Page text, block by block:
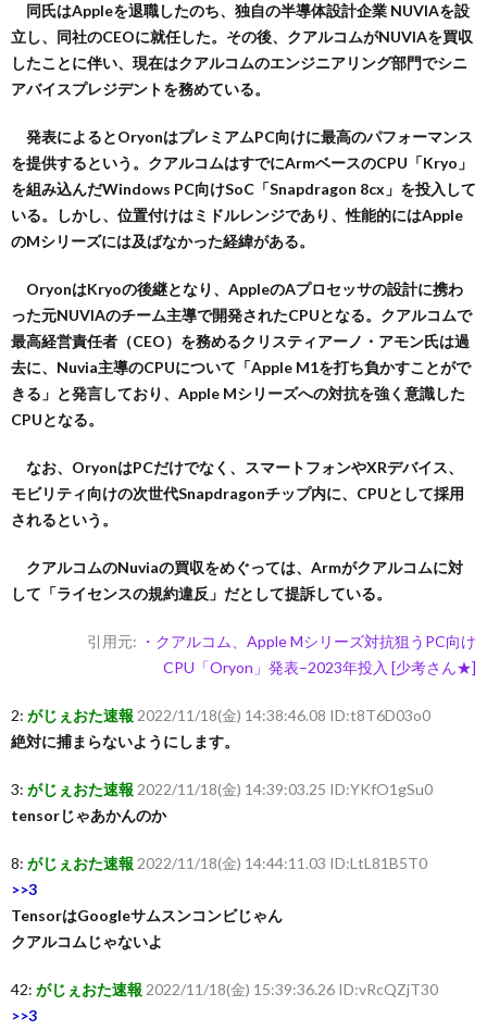
同氏はAppleを退職したのち、独自の半導体設計企業 NUVIAを設
立し、同社のCEOに就任した。その後、クアルコムがNUVIAを買収
したことに伴い、現在はクアルコムのエンジニアリング部門でシニ
アバイスプレジデントを務めている。
発表によるとOryonはプレミアムPC向けに最高のパフォーマンス
を提供するという。クアルコムはすでにArmベースのCPU「Kryo」
を組み込んだWindows PC向けSoC「Snapdragon 8cx」を投入して
いる。しかし、位置付けはミドルレンジであり、性能的にはApple
のMシリーズには及ばなかった経緯がある。
OryonはKryoの後継となり、AppleのAプロセッサの設計に携わ
った元NUVIAのチーム主導で開発されたCPUとなる。クアルコムで
最高経営責任者（CEO）を務めるクリスティアーノ・アモン氏は過
去に、Nuvia主導のCPUについて「Apple M1を打ち負かすことがで
きる」と発言しており、Apple Mシリーズへの対抗を強く意識した
CPUとなる。
なお、OryonはPCだけでなく、スマートフォンやXRデバイス、
モビリティ向けの次世代Snapdragonチップ内に、CPUとして採用
されるという。
クアルコムのNuviaの買収をめぐっては、Armがクアルコムに対
して「ライセンスの規約違反」だとして提訴している。
引用元: ・クアルコム、Apple Mシリーズ対抗狙うPC向け
CPU「Oryon」発表–2023年投入 [少考さん★]
2: がじぇおた速報 2022/11/18(金) 14:38:46.08 ID:t8T6D03o0
絶対に捕まらないようにします。
3: がじぇおた速報 2022/11/18(金) 14:39:03.25 ID:YKfO1gSu0
tensorじゃあかんのか
8: がじぇおた速報 2022/11/18(金) 14:44:11.03 ID:LtL81B5T0
>>3
TensorはGoogleサムスンコンビじゃん
クアルコムじゃないよ
42: がじぇおた速報 2022/11/18(金) 15:39:36.26 ID:vRcQZjT30
>>3